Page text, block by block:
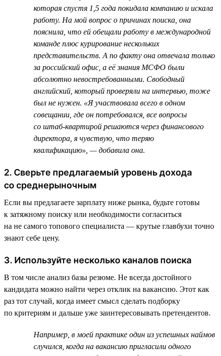
которая спустя 1,5 года покидала компанию и искала
работу. На мой вопрос о причинах поиска, она
пояснила, что ей обещали работу в международной
команде плюс курирование нескольких
представительств. А по факту она отвечала только
за российский офис, а её знания МСФО были
абсолютно невостребованными. Свободный
английский, который проверяли на интервью, тоже
был не нужен. «Я участвовала всего в одном
совещании, где он потребовался, все вопросы
со штаб-квартирой решаются через финансового
директора, я чувствую, что теряю
квалификацию», — добавила она.
2. Сверьте предлагаемый уровень дохода
со среднерыночным
Если вы предлагаете зарплату ниже рынка, будьте готовы
к затяжному поиску или необходимости согласиться
на не самого топового специалиста — крутые главбухи точно
знают себе цену.
3. Используйте несколько каналов поиска
В том числе анализ базы резюме. Не всегда достойного
кандидата можно найти через отклик на вакансию. Этот как
раз тот случай, когда имеет смысл сделать подборку
по критериям и дальше уже заинтересовывать претендентов.
Например, в моей практике один из успешных наймов
случился, когда на вакансию пригласили одного